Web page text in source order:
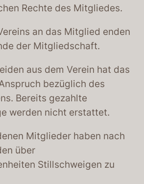
Rechte des Mitgliedes.
an das Mitglied enden
der Mitgliedschaft.
aus dem Verein hat das
bezüglich des
Bereits gezahlte
werden nicht erstattet.
Mitglieder haben nach
über
Stillschweigen zu